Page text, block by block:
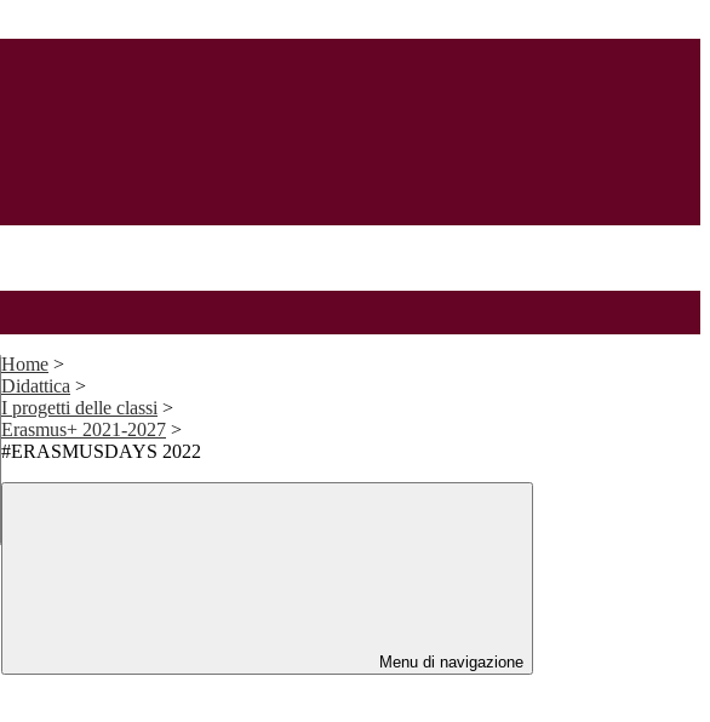
Home >
Didattica >
I progetti delle classi >
Erasmus+ 2021-2027 >
#ERASMUSDAYS 2022
Menu di navigazione